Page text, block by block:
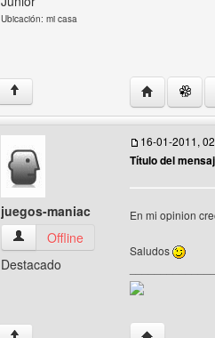
Ubicación: mi casa
↑ Visitar sitio
juegos-maniac
juegos-maniac Ver perfil del usuario
Offline
Destacado
16-01-2011,
Título del
En mi opinion
Saludos